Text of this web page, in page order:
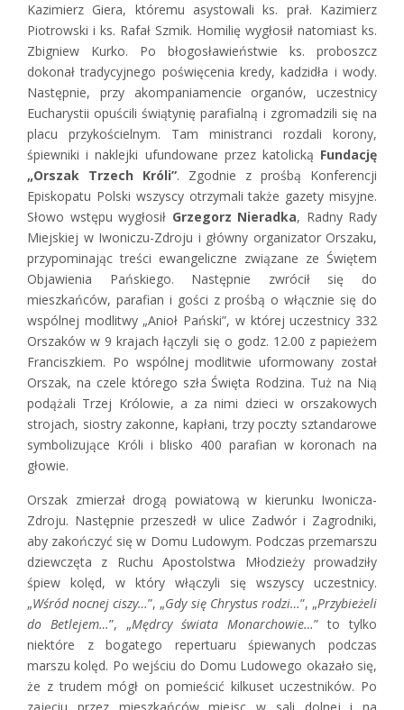
Kazimierz Giera, któremu asystowali ks. prał. Kazimierz
Piotrowski i ks. Rafał Szmik. Homilię wygłosił natomiast ks.
Zbigniew Kurko. Po błogosławieństwie ks. proboszcz
dokonał tradycyjnego poświęcenia kredy, kadzidła i wody.
Następnie, przy akompaniamencie organów, uczestnicy
Eucharystii opuścili świątynię parafialną i zgromadzili się na
placu przykościelnym. Tam ministranci rozdali korony,
śpiewniki i naklejki ufundowane przez katolicką Fundację
„Orszak Trzech Króli”. Zgodnie z prośbą Konferencji
Episkopatu Polski wszyscy otrzymali także gazety misyjne.
Słowo wstępu wygłosił Grzegorz Nieradka, Radny Rady
Miejskiej w Iwoniczu-Zdroju i główny organizator Orszaku,
przypominając treści ewangeliczne związane ze Świętem
Objawienia Pańskiego. Następnie zwrócił się do
mieszkańców, parafian i gości z prośbą o włącznie się do
wspólnej modlitwy „Anioł Pański”, w której uczestnicy 332
Orszaków w 9 krajach łączyli się o godz. 12.00 z papieżem
Franciszkiem. Po wspólnej modlitwie uformowany został
Orszak, na czele którego szła Święta Rodzina. Tuż na Nią
podążali Trzej Królowie, a za nimi dzieci w orszakowych
strojach, siostry zakonne, kapłani, trzy poczty sztandarowe
symbolizujące Króli i blisko 400 parafian w koronach na
głowie.
Orszak zmierzał drogą powiatową w kierunku Iwonicza-
Zdroju. Następnie przeszedł w ulice Zadwór i Zagrodniki,
aby zakończyć się w Domu Ludowym. Podczas przemarszu
dziewczęta z Ruchu Apostolstwa Młodzieży prowadziły
śpiew kolęd, w który włączyli się wszyscy uczestnicy.
„Wśród nocnej ciszy…”, „Gdy się Chrystus rodzi…”, „Przybieżeli
do Betlejem…”, „Mędrcy świata Monarchowie…” to tylko
niektóre z bogatego repertuaru śpiewanych podczas
marszu kolęd. Po wejściu do Domu Ludowego okazało się,
że z trudem mógł on pomieścić kilkuset uczestników. Po